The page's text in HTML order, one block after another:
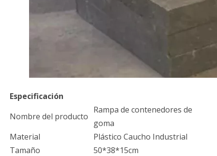
Especificación
Nombre del producto
Rampa de contenedores de
goma
Material
Plástico Caucho Industrial
Tamaño
50*38*15cm